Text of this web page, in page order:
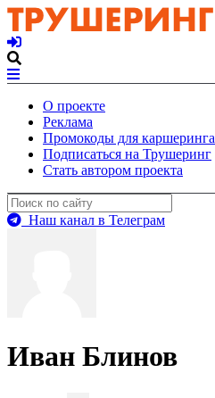
О проекте
Реклама
Промокоды для каршеринга
Подписаться на Трушеринг
Стать автором проекта
Наш канал в Телеграм
Иван Блинов